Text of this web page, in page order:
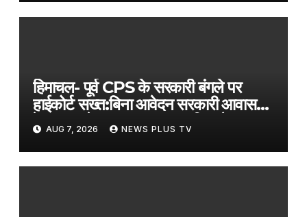
हिमाचल- पूर्व CPS के सरकारी बंगले पर
हाईकोर्ट सख्त:बिना आवेदन सरकारी आवास
रेगुलर करने पर नाराज, मुख्य सचिव से जवाब
तलब
AUG 7, 2026 NEWS PLUS TV